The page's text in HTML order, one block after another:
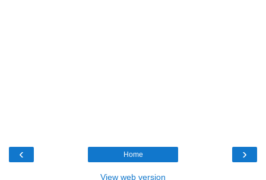
‹ ›
Home
View web version